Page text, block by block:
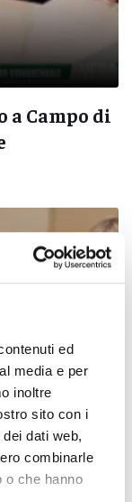
ed
media e per
inoltre
sito con i
dati web,
combinarle
o che hanno
a Campo di
legge di